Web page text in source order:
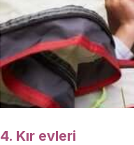
4. Kır evleri